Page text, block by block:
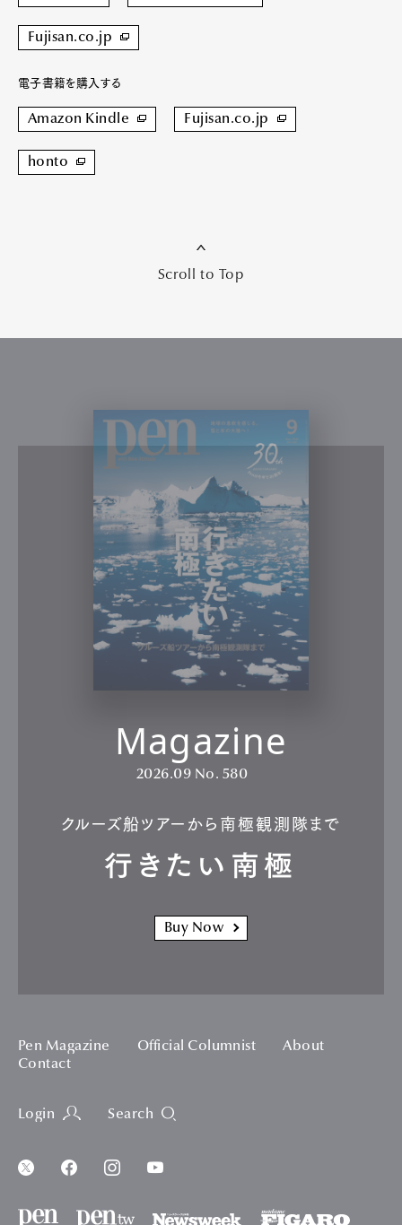
Fujisan.co.jp
電子書籍を購入する
Amazon Kindle Fujisan.co.jp
honto
Scroll to Top
Magazine
2026.09 No. 580
クルーズ船ツアーから南極観測隊まで
行きたい南極
Buy Now
Pen Magazine Official Columnist
About
Contact
Login Search